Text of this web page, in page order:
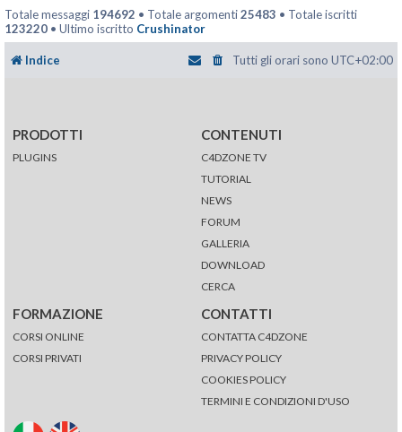
Totale messaggi 194692 • Totale argomenti25483 • Totale iscritti
123220 • Ultimo iscritto Crushinator
Indice Tutti gli orari sono UTC+02:00
PRODOTTI
PLUGINS
CONTENUTI
C4DZONE TV
TUTORIAL
NEWS
FORUM
GALLERIA
DOWNLOAD
CERCA
FORMAZIONE
CORSI ONLINE
CORSI PRIVATI
CONTATTI
CONTATTA C4DZONE
PRIVACY POLICY
COOKIES POLICY
TERMINI E CONDIZIONI D'USO